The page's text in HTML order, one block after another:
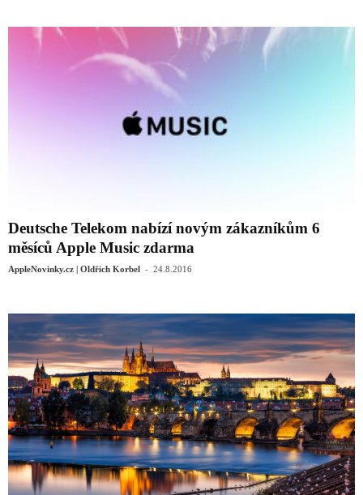
Deutsche Telekom nabízí novým zákazníkům 6
měsíců Apple Music zdarma
AppleNovinky.cz | Oldřich Korbel - 24.8.2016